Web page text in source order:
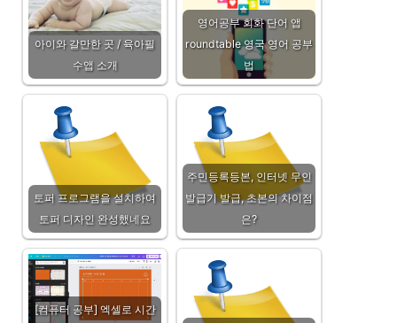
아이와 갈만한 곳 / 육아필
수앱 소개
영어공부 회화 단어 앱
roundtable 영국 영어 공부
법
토퍼 프로그램을 설치하여
토퍼 디자인 완성했네요
주민등록등본, 인터넷 무인
발급기 발급, 초본의 차이점
은?
[컴퓨터 공부] 엑셀로 시간